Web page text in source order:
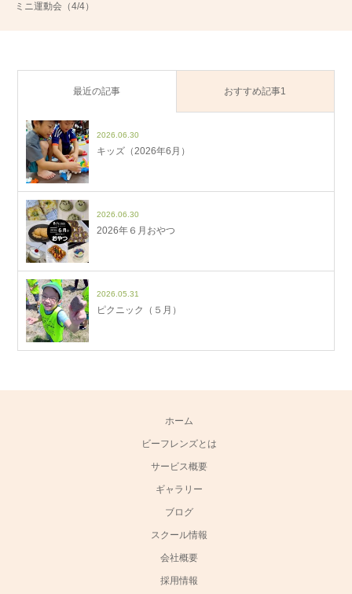
ミニ運動会（4/4）
最近の記事 おすすめ記事1
2026.06.30
キッズ（2026年6月）
2026.06.30
2026年６月おやつ
2026.05.31
ピクニック（５月）
ホーム
ビーフレンズとは
サービス概要
ギャラリー
ブログ
スクール情報
会社概要
採用情報